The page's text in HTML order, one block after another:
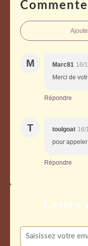
M Marc81 16/
Merci de
Répondre
T toulgoat 16/
pour
Répondre